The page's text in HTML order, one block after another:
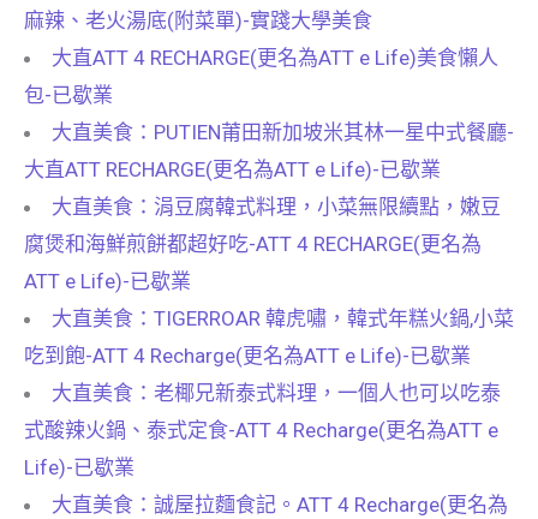
麻辣、老火湯底(附菜單)-實踐大學美食
大直ATT 4 RECHARGE(更名為ATT e Life)美食懶人
包-已歇業
大直美食：PUTIEN莆田新加坡米其林一星中式餐廳-
大直ATT RECHARGE(更名為ATT e Life)-已歇業
大直美食：涓豆腐韓式料理，小菜無限續點，嫩豆
腐煲和海鮮煎餅都超好吃-ATT 4 RECHARGE(更名為
ATT e Life)-已歇業
大直美食：TIGERROAR 韓虎嘯，韓式年糕火鍋,小菜
吃到飽-ATT 4 Recharge(更名為ATT e Life)-已歇業
大直美食：老椰兄新泰式料理，一個人也可以吃泰
式酸辣火鍋、泰式定食-ATT 4 Recharge(更名為ATT e
Life)-已歇業
大直美食：誠屋拉麵食記。ATT 4 Recharge(更名為